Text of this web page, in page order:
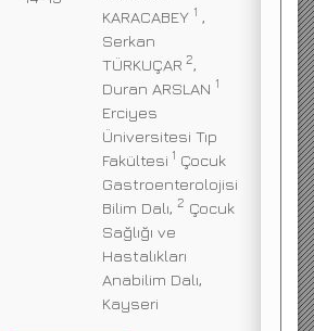
KARACABEY 1 ,
Serkan
TÜRKUÇAR 2,
Duran ARSLAN 1
Erciyes
Üniversitesi Tıp
Fakültesi 1 Çocuk
Gastroenterolojisi
Bilim Dalı, 2 Çocuk
Sağlığı ve
Hastalıkları
Anabilim Dalı,
Kayseri